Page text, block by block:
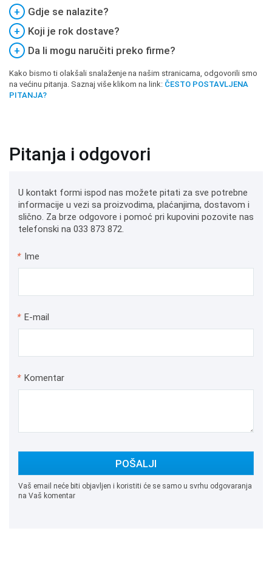
+
Gdje se nalazite?
+
Koji je rok dostave?
+
Da li mogu naručiti preko firme?
Kako bismo ti olakšali snalaženje na našim stranicama, odgovorili smo
na većinu pitanja. Saznaj više klikom na link: ČESTO POSTAVLJENA
PITANJA?
Pitanja i odgovori
U kontakt formi ispod nas možete pitati za sve potrebne
informacije u vezi sa proizvodima, plaćanjima, dostavom i
slično. Za brze odgovore i pomoć pri kupovini pozovite nas
telefonski na 033 873 872.
* Ime
* E-mail
* Komentar
POŠALJI
Vaš email neće biti objavljen i koristiti će se samo u svrhu odgovaranja
na Vaš komentar